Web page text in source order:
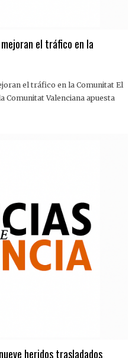
el tráfico en la
el tráfico en la Comunitat El
Comunitat Valenciana apuesta
heridos trasladados